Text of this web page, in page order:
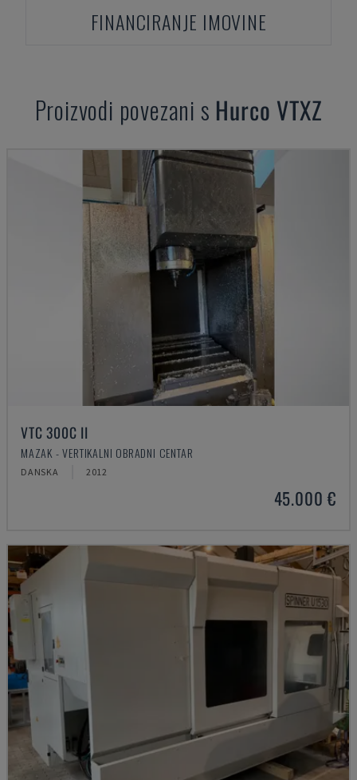
FINANCIRANJE IMOVINE
Proizvodi povezani s Hurco VTXZ
VTC 300C II
MAZAK - VERTIKALNI OBRADNI CENTAR
DANSKA 2012
45.000 €